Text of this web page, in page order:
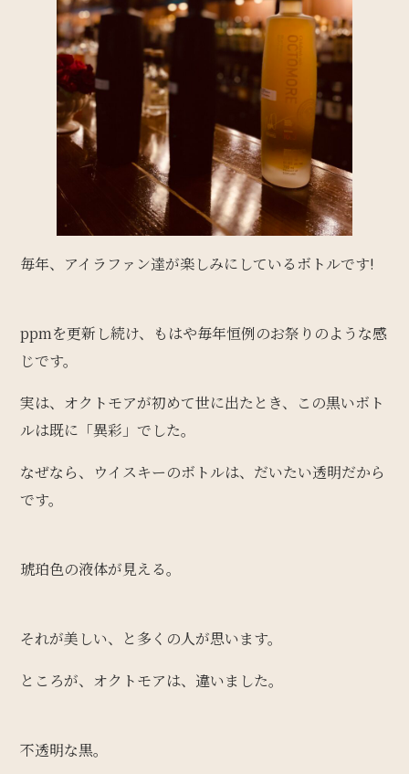
毎年、アイラファン達が楽しみにしているボトルです!
ppmを更新し続け、もはや毎年恒例のお祭りのような感
じです。
実は、オクトモアが初めて世に出たとき、この黒いボト
ルは既に「異彩」でした。
なぜなら、ウイスキーのボトルは、だいたい透明だから
です。
琥珀色の液体が見える。
それが美しい、と多くの人が思います。
ところが、オクトモアは、違いました。
不透明な黒。